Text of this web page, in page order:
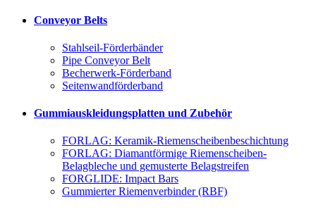
Conveyor Belts
Stahlseil-Förderbänder
Pipe Conveyor Belt
Becherwerk-Förderband
Seitenwandförderband
Gummiauskleidungsplatten und Zubehör
FORLAG: Keramik-Riemenscheibenbeschichtung
FORLAG: Diamantförmige Riemenscheiben-
Belagbleche und gemusterte Belagstreifen
FORGLIDE: Impact Bars
Gummierter Riemenverbinder (RBF)